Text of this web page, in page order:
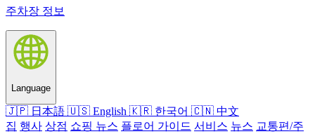
주차장 정보
Language
🇯🇵 日本語 🇺🇸 English 🇰🇷 한국어 🇨🇳 中文
집 행사 상점 쇼핑 뉴스 플로어 가이드 서비스 뉴스 교통편/주